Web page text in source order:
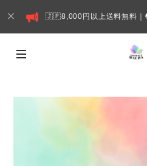
🇯🇵8,000円以上送料無料